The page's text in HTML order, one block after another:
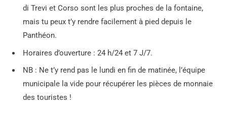
di Trevi et Corso sont les plus proches de la fontaine,
mais tu peux t’y rendre facilement à pied depuis le
Panthéon.
Horaires d’ouverture : 24 h/24 et 7 J/7.
NB : Ne t’y rend pas le lundi en fin de matinée, l’équipe
municipale la vide pour récupérer les pièces de monnaie
des touristes !